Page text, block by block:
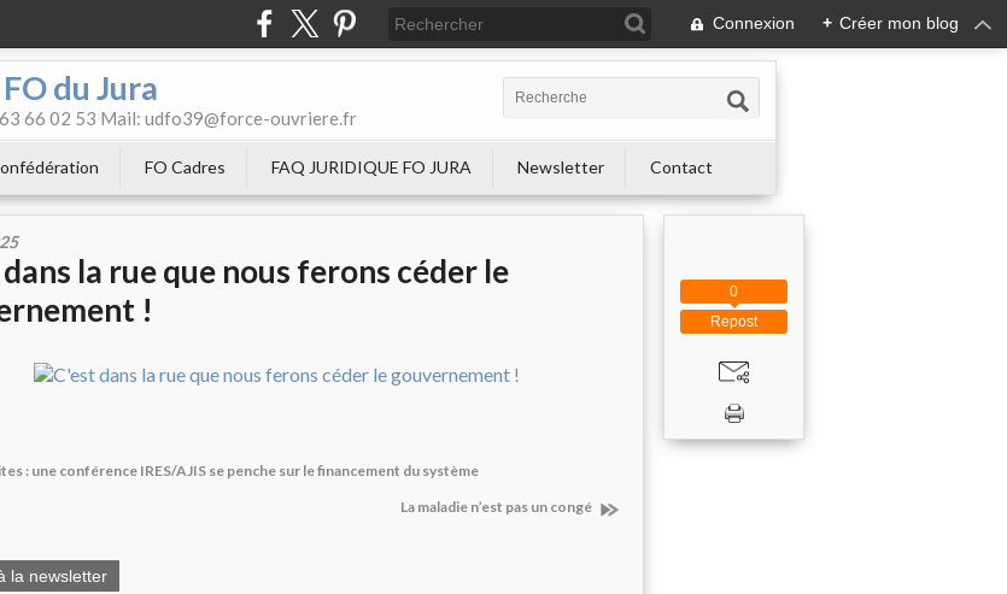
Connexion + Créer mon blog
du Jura
66 02 53 Mail: udfo39@force-ouvriere.fr
FO Cadres FAQ JURIDIQUE FO JURA Newsletter Contact
la rue que nous ferons céder le
!
: une conférence IRES/AJIS se penche sur le financement du système
La maladie n’est pas un congé
la newsletter
Repost
0